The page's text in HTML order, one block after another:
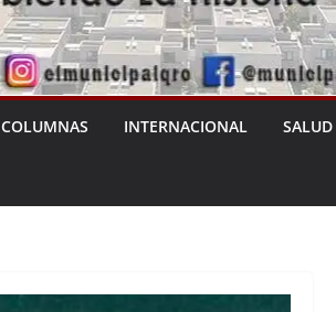
COLUMNAS INTERNACIONAL SALUD